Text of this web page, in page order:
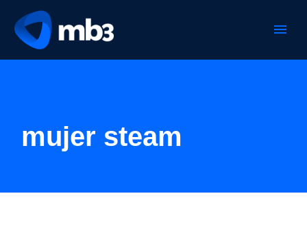
mujer steam